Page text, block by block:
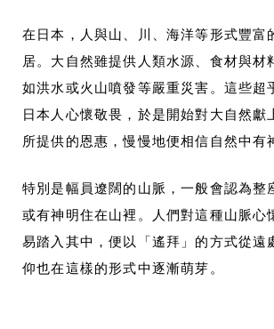
在日本，人與山、川、海洋等形式豐富
居。大自然雖提供人類水源、食材與材
如洪水或火山噴發等嚴重災害。這些超
日本人心懷敬畏，於是開始對大自然獻
所提供的恩惠，慢慢地便相信自然中有
特別是幅員遼闊的山脈，一般會認為整
或有神明住在山裡。人們對這種山脈心
易踏入其中，便以「遙拜」的方式從遠
仰也在這樣的形式中逐漸萌芽。